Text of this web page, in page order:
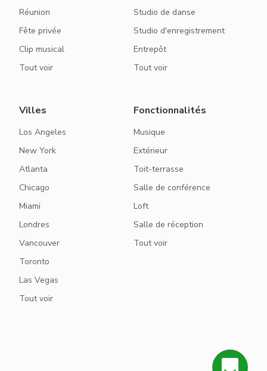
Réunion
Fête privée
Clip musical
Tout voir
Studio de danse
Studio d'enregistrement
Entrepôt
Tout voir
Villes
Los Angeles
New York
Atlanta
Chicago
Miami
Londres
Vancouver
Toronto
Las Vegas
Tout voir
Fonctionnalités
Musique
Extérieur
Toit-terrasse
Salle de conférence
Loft
Salle de réception
Tout voir